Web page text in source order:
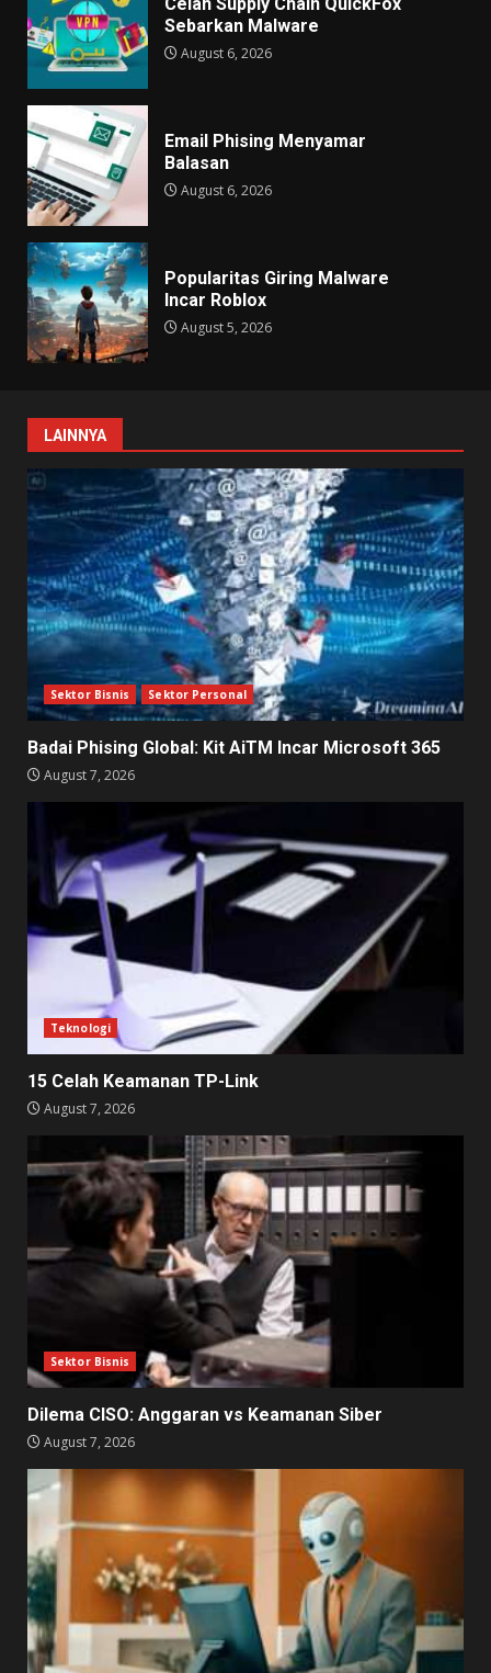
Sebarkan Malware
August 6, 2026
Email Phising Menyamar
Balasan
August 6, 2026
Popularitas Giring Malware
Incar Roblox
August 5, 2026
LAINNYA
Sektor Bisnis Sektor Personal
Badai Phising Global: Kit AiTM Incar Microsoft 365
August 7, 2026
Teknologi
15 Celah Keamanan TP-Link
August 7, 2026
Sektor Bisnis
Dilema CISO: Anggaran vs Keamanan Siber
August 7, 2026